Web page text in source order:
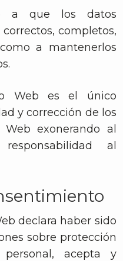
a que los datos
completos,
a mantenerlos
Web es el único
y corrección de los
exonerando al
al
declara haber sido
sobre protección
acepta y